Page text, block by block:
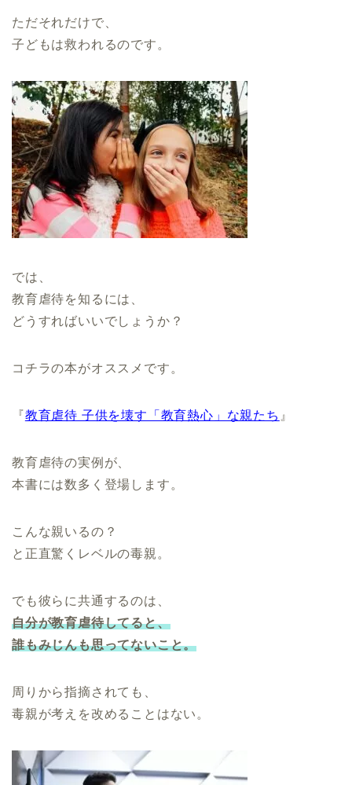
ただそれだけで、
子どもは救われるのです。
では、
教育虐待を知るには、
どうすればいいでしょうか？
コチラの本がオススメです。
『教育虐待 子供を壊す「教育熱心」な親たち 』
教育虐待の実例が、
本書には数多く登場します。
こんな親いるの？
と正直驚くレベルの毒親。
でも彼らに共通するのは、
自分が教育虐待してると、
誰もみじんも思ってないこと。
周りから指摘されても、
毒親が考えを改めることはない。